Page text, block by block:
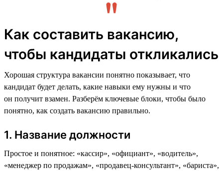
Как составить вакансию,
чтобы кандидаты откликались
Хорошая структура вакансии понятно показывает, что
кандидат будет делать, какие навыки ему нужны и что
он получит взамен. Разберём ключевые блоки, чтобы было
понятно, как создать вакансию правильно.
1. Название должности
Простое и понятное: «кассир», «официант», «водитель»,
«менеджер по продажам», «продавец-консультант», «бариста»,